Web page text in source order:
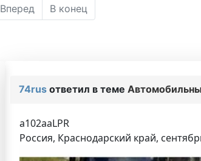
Вперед В конец
74rusответил в теме
a102aaLPR
Россия, Краснодарский край,